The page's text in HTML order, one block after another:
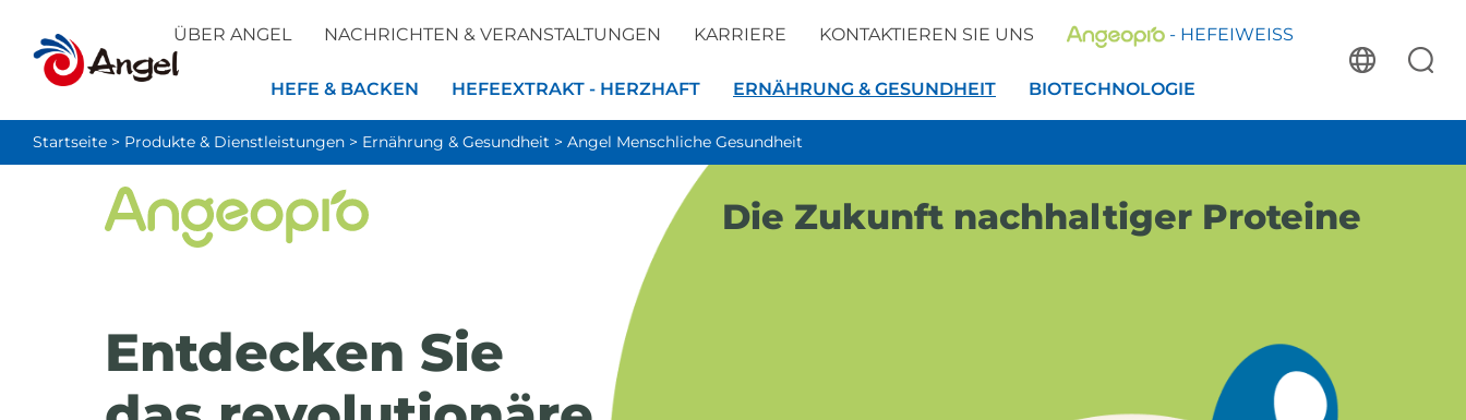
ÜBER ANGEL NACHRICHTEN & VERANSTALTUNGEN KARRIERE KONTAKTIEREN SIE UNS - HEFEIWEISS
HEFE & BACKEN HEFEEXTRAKT - HERZHAFT ERNÄHRUNG & GESUNDHEIT BIOTECHNOLOGIE
Startseite > Produkte & Dienstleistungen > Ernährung & Gesundheit > Angel Menschliche Gesundheit
Die Zukunft nachhaltiger Proteine
Entdecken Sie